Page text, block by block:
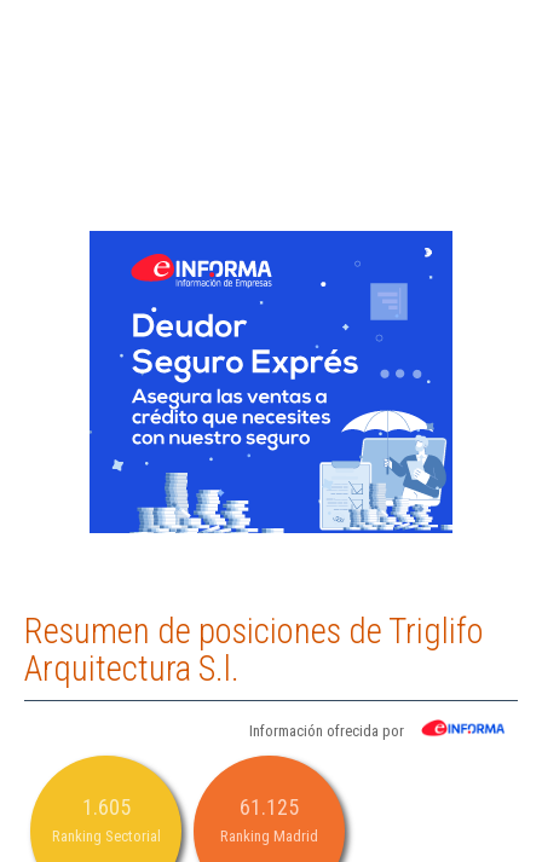
Resumen de posiciones de Triglifo
Arquitectura S.l.
Información ofrecida por
1.605
Ranking Sectorial
61.125
Ranking Madrid